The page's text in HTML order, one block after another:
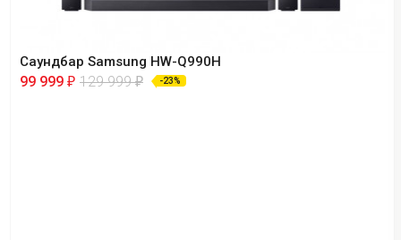
Саундбар Samsung HW-Q990H
99 999 ₽ 129 999₽ -23%